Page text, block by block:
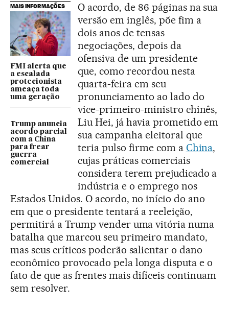
MAIS INFORMAÇÕES
FMI alerta que
a escalada
protecionista
ameaça toda
uma geração
Trump anuncia
acordo parcial
com a China
para frear
guerra
comercial
O acordo, de 86 páginas na sua
versão em inglês, põe fim a
dois anos de tensas
negociações, depois da
ofensiva de um presidente
que, como recordou nesta
quarta-feira em seu
pronunciamento ao lado do
vice-primeiro-ministro chinês,
Liu Hei, já havia prometido em
sua campanha eleitoral que
teria pulso firme com a China,
cujas práticas comerciais
considera terem prejudicado a
indústria e o emprego nos
Estados Unidos. O acordo, no início do ano
em que o presidente tentará a reeleição,
permitirá a Trump vender uma vitória numa
batalha que marcou seu primeiro mandato,
mas seus críticos poderão salientar o dano
econômico provocado pela longa disputa e o
fato de que as frentes mais difíceis continuam
sem resolver.